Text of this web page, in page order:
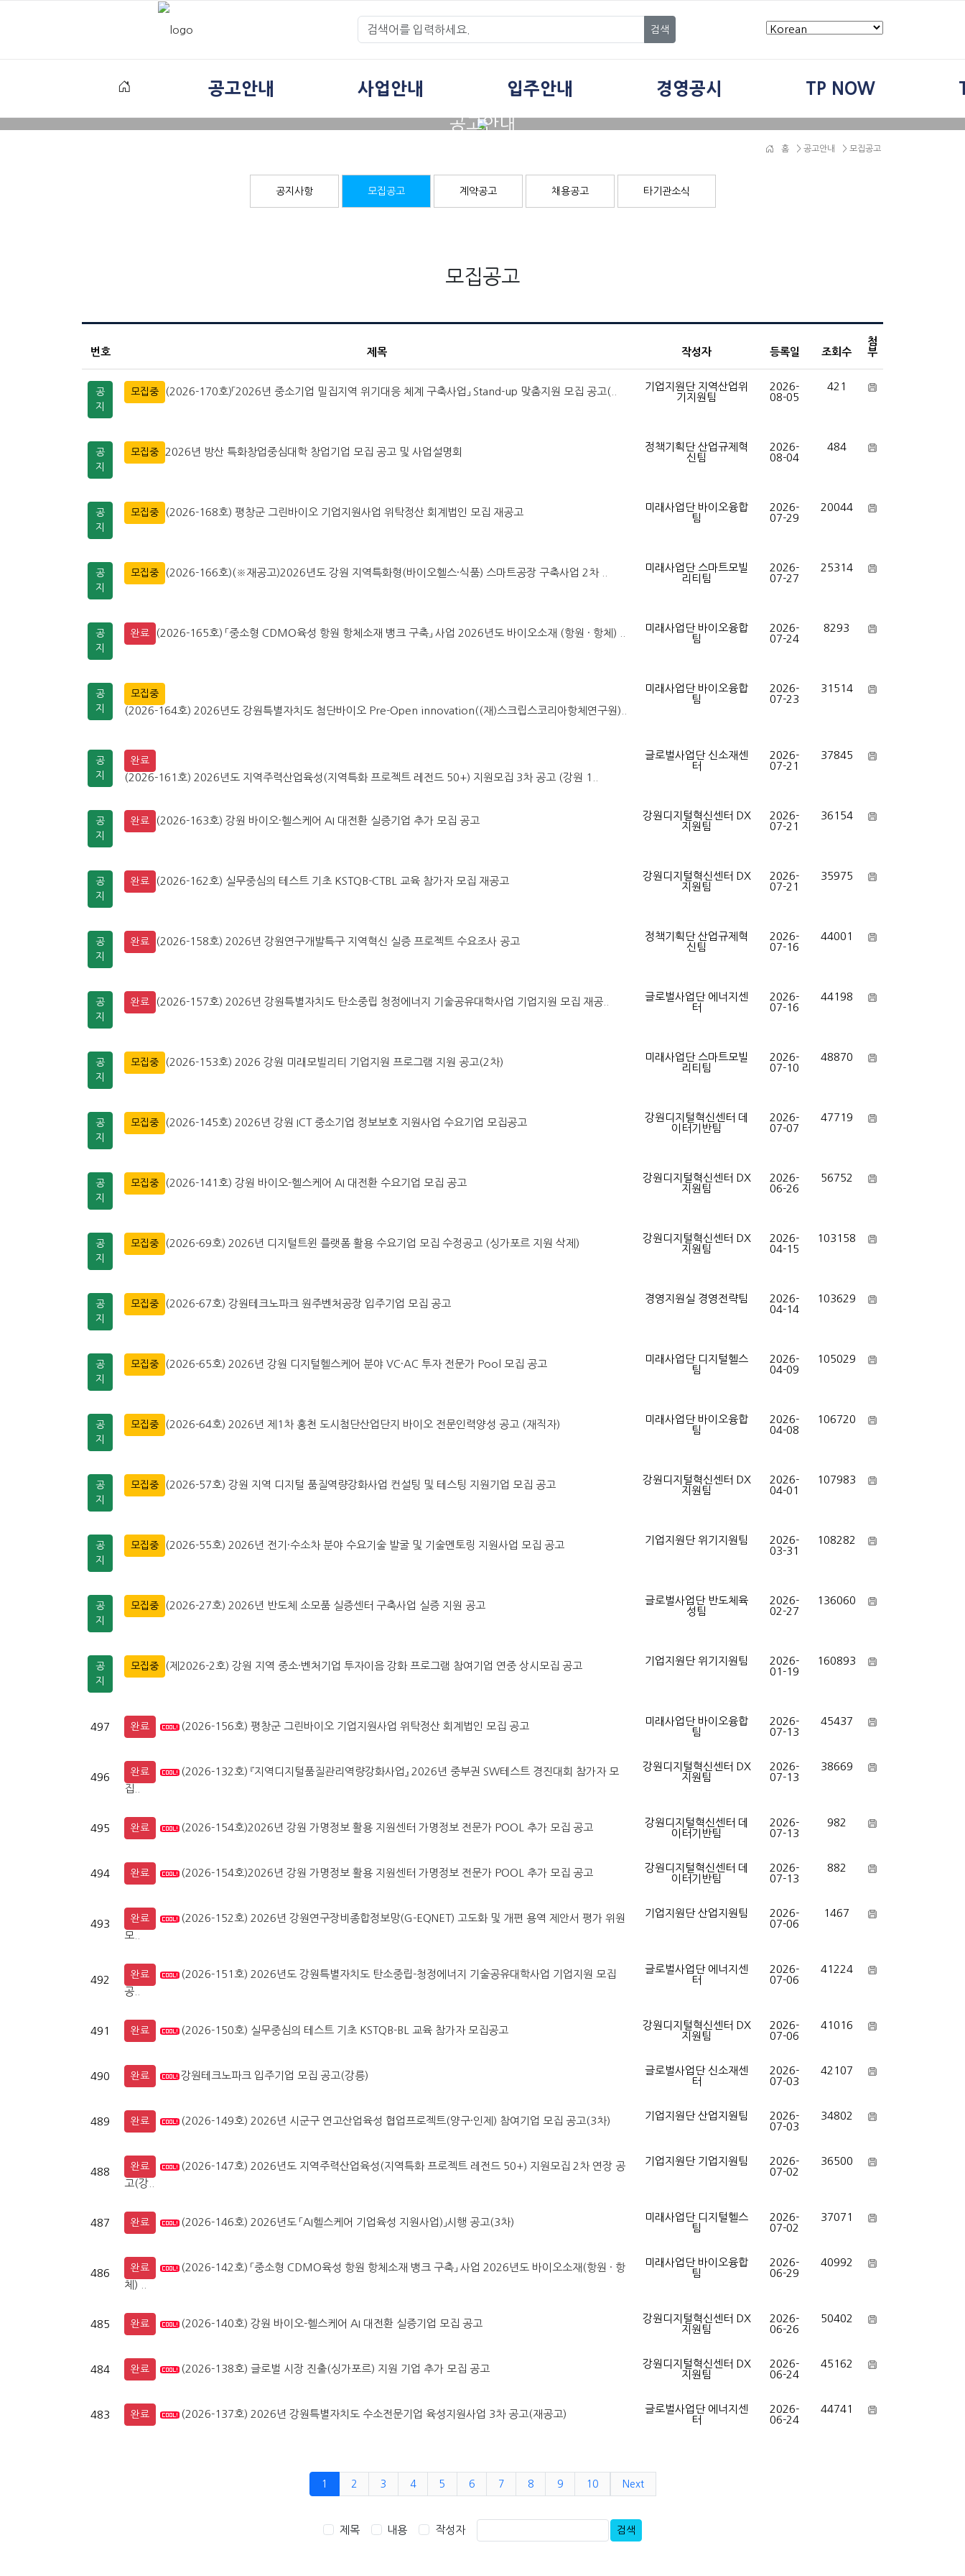
검색
공고안내 사업안내 입주안내 경영공시 TP NOW
공고안내
> 모집공고
> 공고안내
홈
공지사항 모집공고 계약공고 채용공고 타기관소식
모집공고
번호 제목 작성자 등록일 조회수
첨
부
공
지
모집중 (2026-170호)「2026년 중소기업 밀집지역 위기대응 체계 구축사업」 Stand-up 맞춤지원 모집 공고(..
기업지원단 지역산업위
기지원팀
2026-
08-05
421
공
지
모집중 2026년 방산 특화창업중심대학 창업기업 모집 공고 및 사업설명회
정책기획단 산업규제혁
신팀
2026-
08-04
484
공
지
모집중 (2026-168호) 평창군 그린바이오 기업지원사업 위탁정산 회계법인 모집 재공고
미래사업단 바이오융합
팀
2026-
07-29
20044
공
지
모집중 (2026-166호)(※재공고)2026년도 강원 지역특화형(바이오헬스·식품) 스마트공장 구축사업 2차 ..
미래사업단 스마트모빌
리티팀
2026-
07-27
25314
공
지
완료 (2026-165호) 「중소형 CDMO육성 항원 항체소재 뱅크 구축」 사업 2026년도 바이오소재 (항원 · 항체) ..
미래사업단 바이오융합
팀
2026-
07-24
8293
공
지
모집중
(2026-164호) 2026년도 강원특별자치도 첨단바이오 Pre-Open innovation((재)스크립스코리아항체연구원)..
미래사업단 바이오융합
팀
2026-
07-23
31514
공
지
완료
(2026-161호) 2026년도 지역주력산업육성(지역특화 프로젝트 레전드 50+) 지원모집 3차 공고 (강원 1..
글로벌사업단 신소재센
터
2026-
07-21
37845
공
지
완료 (2026-163호) 강원 바이오·헬스케어 AI 대전환 실증기업 추가 모집 공고
강원디지털혁신센터 DX
지원팀
2026-
07-21
36154
공
지
완료 (2026-162호) 실무중심의 테스트 기초 KSTQB-CTBL 교육 참가자 모집 재공고
강원디지털혁신센터 DX
지원팀
2026-
07-21
35975
공
지
완료 (2026-158호) 2026년 강원연구개발특구 지역혁신 실증 프로젝트 수요조사 공고
정책기획단 산업규제혁
신팀
2026-
07-16
44001
공
지
완료 (2026-157호) 2026년 강원특별자치도 탄소중립 청정에너지 기술공유대학사업 기업지원 모집 재공..
글로벌사업단 에너지센
터
2026-
07-16
44198
공
지
모집중 (2026-153호) 2026 강원 미래모빌리티 기업지원 프로그램 지원 공고(2차)
미래사업단 스마트모빌
리티팀
2026-
07-10
48870
공
지
모집중 (2026-145호) 2026년 강원 ICT 중소기업 정보보호 지원사업 수요기업 모집공고
강원디지털혁신센터 데
이터기반팀
2026-
07-07
47719
공
지
모집중 (2026-141호) 강원 바이오-헬스케어 AI 대전환 수요기업 모집 공고
강원디지털혁신센터 DX
지원팀
2026-
06-26
56752
공
지
모집중 (2026-69호) 2026년 디지털트윈 플랫폼 활용 수요기업 모집 수정공고 (싱가포르 지원 삭제)
강원디지털혁신센터 DX
지원팀
2026-
04-15
103158
공
지
모집중 (2026-67호) 강원테크노파크 원주벤처공장 입주기업 모집 공고 경영지원실 경영전략팀
2026-
04-14
103629
공
지
모집중 (2026-65호) 2026년 강원 디지털헬스케어 분야 VC·AC 투자 전문가 Pool 모집 공고
미래사업단 디지털헬스
팀
2026-
04-09
105029
공
지
모집중 (2026-64호) 2026년 제1차 홍천 도시첨단산업단지 바이오 전문인력양성 공고 (재직자)
미래사업단 바이오융합
팀
2026-
04-08
106720
공
지
모집중 (2026-57호) 강원 지역 디지털 품질역량강화사업 컨설팅 및 테스팅 지원기업 모집 공고
강원디지털혁신센터 DX
지원팀
2026-
04-01
107983
공
지
모집중 (2026-55호) 2026년 전기·수소차 분야 수요기술 발굴 및 기술멘토링 지원사업 모집 공고 기업지원단 위기지원팀
2026-
03-31
108282
공
지
모집중 (2026-27호) 2026년 반도체 소모품 실증센터 구축사업 실증 지원 공고
글로벌사업단 반도체육
성팀
2026-
02-27
136060
공
지
모집중 (제2026-2호) 강원 지역 중소·벤처기업 투자이음 강화 프로그램 참여기업 연중 상시모집 공고 기업지원단 위기지원팀
2026-
01-19
160893
497 완료 (2026-156호) 평창군 그린바이오 기업지원사업 위탁정산 회계법인 모집 공고
미래사업단 바이오융합
팀
2026-
07-13
45437
496 완료
(2026-132호) 『지역디지털품질관리역량강화사업』 2026년 중부권 SW테스트 경진대회 참가자 모
집..
강원디지털혁신센터 DX
지원팀
2026-
07-13
38669
495 완료 (2026-154호)2026년 강원 가명정보 활용 지원센터 가명정보 전문가 POOL 추가 모집 공고
강원디지털혁신센터 데
이터기반팀
2026-
07-13
982
494 완료 (2026-154호)2026년 강원 가명정보 활용 지원센터 가명정보 전문가 POOL 추가 모집 공고
강원디지털혁신센터 데
이터기반팀
2026-
07-13
882
493 완료
(2026-152호) 2026년 강원연구장비종합정보망(G-EQNET) 고도화 및 개편 용역 제안서 평가 위원
모..
기업지원단 산업지원팀
2026-
07-06
1467
492 완료
(2026-151호) 2026년도 강원특별자치도 탄소중립-청정에너지 기술공유대학사업 기업지원 모집
공..
글로벌사업단 에너지센
터
2026-
07-06
41224
491 완료 (2026-150호) 실무중심의 테스트 기초 KSTQB-BL 교육 참가자 모집공고
강원디지털혁신센터 DX
지원팀
2026-
07-06
41016
490 완료 강원테크노파크 입주기업 모집 공고(강릉)
글로벌사업단 신소재센
터
2026-
07-03
42107
489 완료 (2026-149호) 2026년 시군구 연고산업육성 협업프로젝트(양구·인제) 참여기업 모집 공고(3차) 기업지원단 산업지원팀
2026-
07-03
34802
488 완료
(2026-147호) 2026년도 지역주력산업육성(지역특화 프로젝트 레전드 50+) 지원모집 2차 연장 공
고(강..
기업지원단 기업지원팀
2026-
07-02
36500
487 완료 (2026-146호) 2026년도 「AI헬스케어 기업육성 지원사업)」시행 공고(3차)
미래사업단 디지털헬스
팀
2026-
07-02
37071
486 완료
(2026-142호) 「중소형 CDMO육성 항원 항체소재 뱅크 구축」 사업 2026년도 바이오소재(항원 · 항
체) ..
미래사업단 바이오융합
팀
2026-
06-29
40992
485 완료 (2026-140호) 강원 바이오-헬스케어 AI 대전환 실증기업 모집 공고
강원디지털혁신센터 DX
지원팀
2026-
06-26
50402
484 완료 (2026-138호) 글로벌 시장 진출(싱가포르) 지원 기업 추가 모집 공고
강원디지털혁신센터 DX
지원팀
2026-
06-24
45162
483 완료 (2026-137호) 2026년 강원특별자치도 수소전문기업 육성지원사업 3차 공고(재공고)
글로벌사업단 에너지센
터
2026-
06-24
44741
1 2 3 4 5 6 7 8 9 10 Next
제목 내용 작성자 검색